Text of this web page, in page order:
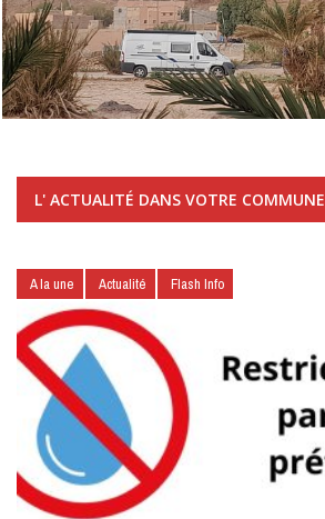
L' ACTUALITÉ DANS VOTRE COMMUNE
A la une Actualité Flash Info